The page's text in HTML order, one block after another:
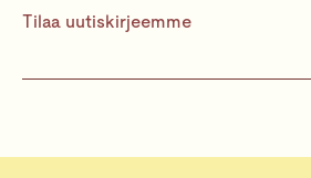
Tilaa uutiskirjeemme